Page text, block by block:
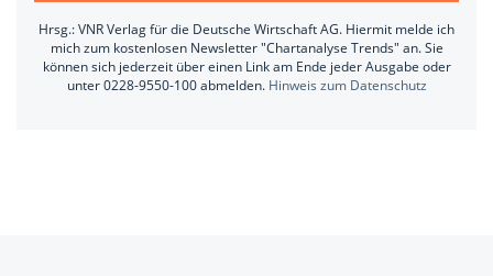
Hrsg.: VNR Verlag für die Deutsche Wirtschaft AG. Hiermit melde ich
mich zum kostenlosen Newsletter "Chartanalyse Trends" an. Sie
können sich jederzeit über einen Link am Ende jeder Ausgabe oder
unter 0228-9550-100 abmelden. Hinweis zum Datenschutz